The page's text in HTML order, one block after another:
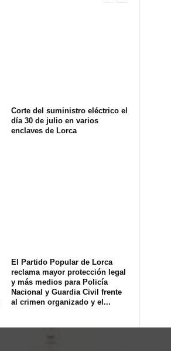
Corte del suministro eléctrico el
día 30 de julio en varios
enclaves de Lorca
El Partido Popular de Lorca
reclama mayor protección legal
y más medios para Policía
Nacional y Guardia Civil frente
al crimen organizado y el...